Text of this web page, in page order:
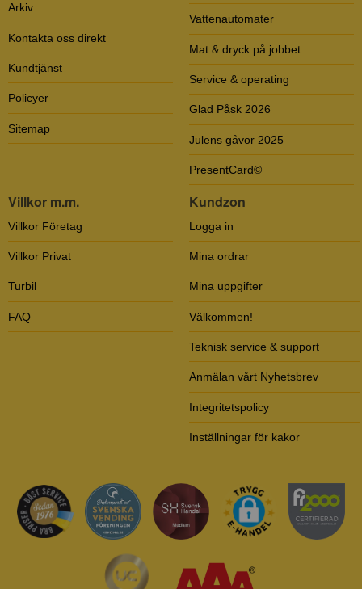
Arkiv
Kontakta oss direkt
Kundtjänst
Policyer
Sitemap
Vattenautomater
Mat & dryck på jobbet
Service & operating
Glad Påsk 2026
Julens gåvor 2025
PresentCard©
Villkor m.m.
Villkor Företag
Villkor Privat
Turbil
FAQ
Kundzon
Logga in
Mina ordrar
Mina uppgifter
Välkommen!
Teknisk service & support
Anmälan vårt Nyhetsbrev
Integritetspolicy
Inställningar för kakor